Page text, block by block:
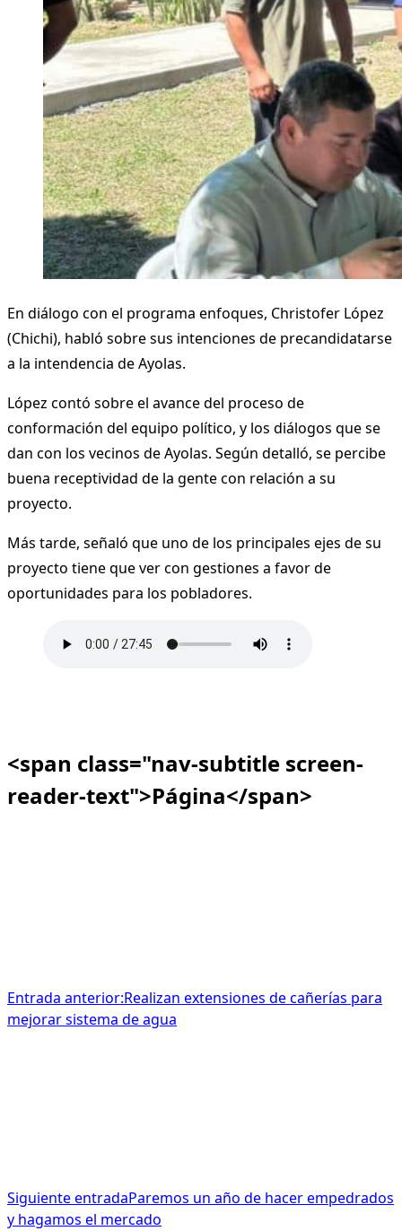
En diálogo con el programa enfoques, Christofer López
(Chichi), habló sobre sus intenciones de precandidatarse
a la intendencia de Ayolas.
López contó sobre el avance del proceso de
conformación del equipo político, y los diálogos que se
dan con los vecinos de Ayolas. Según detalló, se percibe
buena receptividad de la gente con relación a su
proyecto.
Más tarde, señaló que uno de los principales ejes de su
proyecto tiene que ver con gestiones a favor de
oportunidades para los pobladores.
<span class="nav-subtitle screen-
reader-text">Página</span>
Entrada anterior:Realizan extensiones de cañerías para
mejorar sistema de agua
Siguiente entradaParemos un año de hacer empedrados
y hagamos el mercado